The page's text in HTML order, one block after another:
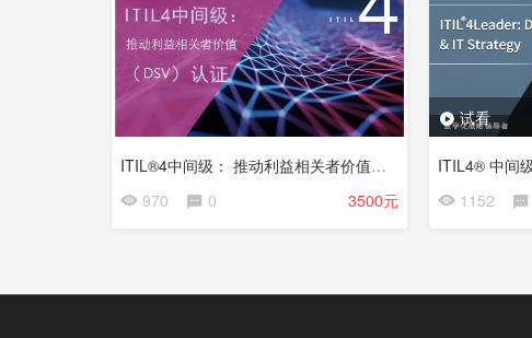
ITIL®4中间级： 推动利益相关者价值（DSV）认证-202407期
970
0 3500元
试看
ITIL4® 中间
1152